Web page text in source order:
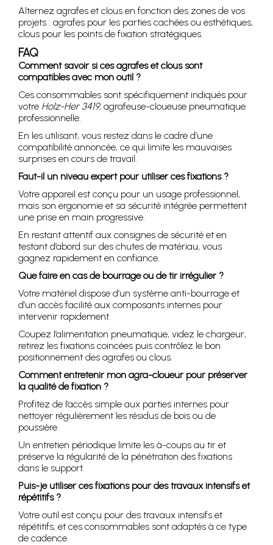
Alternez agrafes et clous en fonction des zones de vos
projets : agrafes pour les parties cachées ou esthétiques,
clous pour les points de fixation stratégiques.
FAQ
Comment savoir si ces agrafes et clous sont
compatibles avec mon outil ?
Ces consommables sont spécifiquement indiqués pour
votre Holz-Her 3419, agrafeuse-cloueuse pneumatique
professionnelle.
En les utilisant, vous restez dans le cadre d’une
compatibilité annoncée, ce qui limite les mauvaises
surprises en cours de travail.
Faut-il un niveau expert pour utiliser ces fixations ?
Votre appareil est conçu pour un usage professionnel,
mais son ergonomie et sa sécurité intégrée permettent
une prise en main progressive.
En restant attentif aux consignes de sécurité et en
testant d’abord sur des chutes de matériau, vous
gagnez rapidement en confiance.
Que faire en cas de bourrage ou de tir irrégulier ?
Votre matériel dispose d’un système anti-bourrage et
d’un accès facilité aux composants internes pour
intervenir rapidement.
Coupez l’alimentation pneumatique, videz le chargeur,
retirez les fixations coincées puis contrôlez le bon
positionnement des agrafes ou clous.
Comment entretenir mon agra-cloueur pour préserver
la qualité de fixation ?
Profitez de l’accès simple aux parties internes pour
nettoyer régulièrement les résidus de bois ou de
poussière.
Un entretien périodique limite les à-coups au tir et
préserve la régularité de la pénétration des fixations
dans le support.
Puis-je utiliser ces fixations pour des travaux intensifs et
répétitifs ?
Votre outil est conçu pour des travaux intensifs et
répétitifs, et ces consommables sont adaptés à ce type
de cadence.